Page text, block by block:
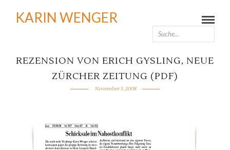
KARIN WENGER
REZENSION VON ERICH GYSLING, NEUE
ZÜRCHER ZEITUNG (PDF)
November 3, 2008